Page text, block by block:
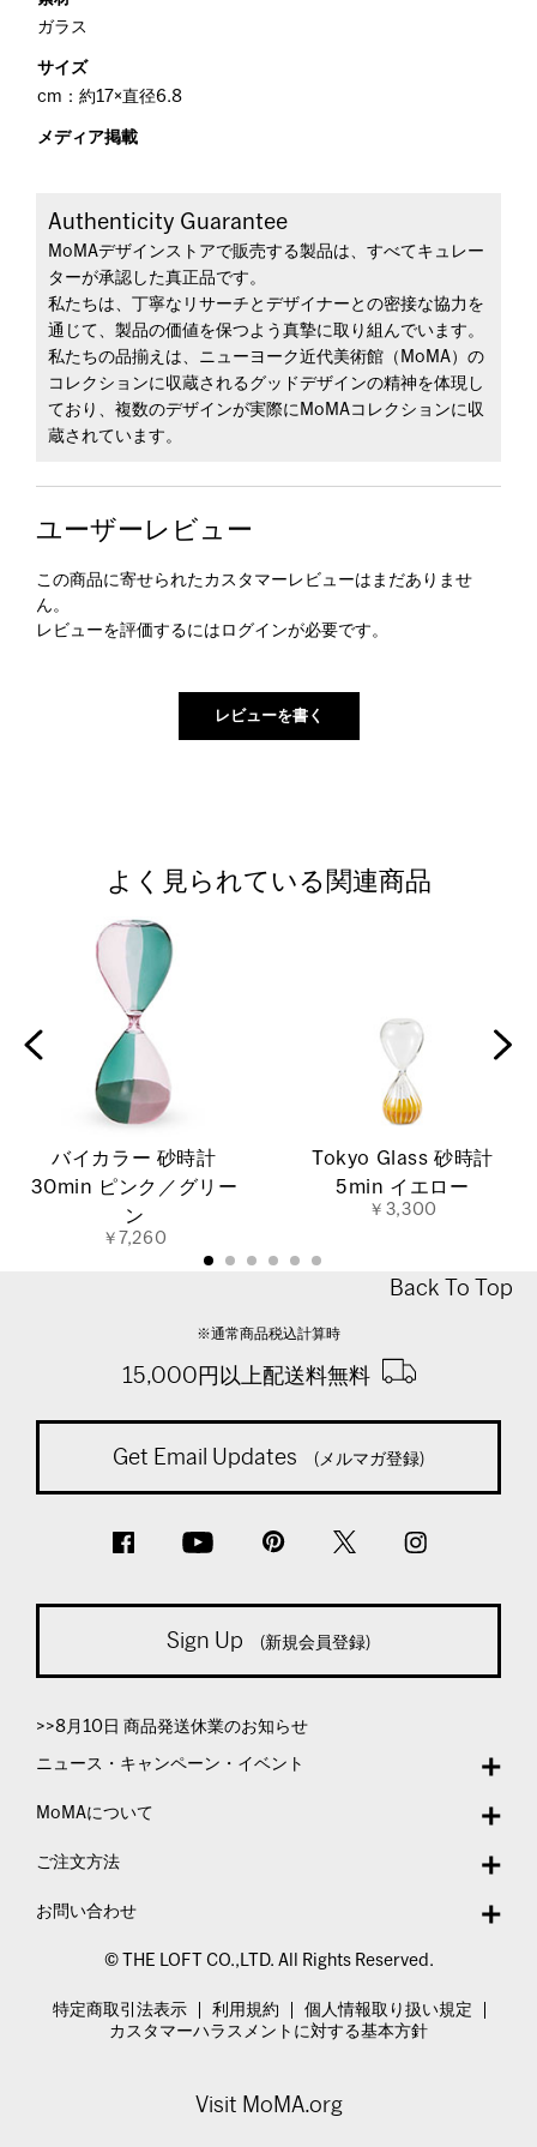
ガラス
サイズ
cm：約17×直径6.8
メディア掲載
Authenticity Guarantee
MoMAデザインストアで販売する製品は、すべてキュレー
ターが承認した真正品です。
私たちは、丁寧なリサーチとデザイナーとの密接な協力を
通じて、製品の価値を保つよう真摯に取り組んでいます。
私たちの品揃えは、ニューヨーク近代美術館（MoMA）の
コレクションに収蔵されるグッドデザインの精神を体現し
ており、複数のデザインが実際にMoMAコレクションに収
蔵されています。
ユーザーレビュー
この商品に寄せられたカスタマーレビューはまだありませ
ん。
レビューを評価するには ログインが必要です。
よく見られている関連商品
バイカラー 砂時計
30min ピンク／グリー
ン
￥7,260
Tokyo Glass 砂時計
5min イエロー
￥3,300
Back To Top
※通常商品税込計算時
15,000円以上配送料無料
Get Email Updates (メルマガ登録)
Sign Up (新規会員登録)
>>8月10日 商品発送休業のお知らせ
ニュース・キャンペーン・イベント
MoMAについて
ご注文方法
お問い合わせ
© THE LOFT CO.,LTD. All Rights Reserved.
特定商取引法表示 利用規約
個人情報取り扱い規定
カスタマーハラスメントに対する基本方針
Visit MoMA.org